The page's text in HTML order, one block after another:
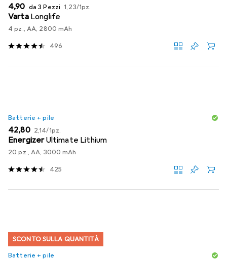
EUR
4,90 da 3 Pezzi EUR
1,23/1pz.
Varta Longlife
4 pz., AA, 2800 mAh
496
Batterie + pile
EUR
42,80 EUR
2,14/1pz.
EnergizerUltimate Lithium
20 pz., AA, 3000 mAh
425
SCONTO SULLA QUANTITÀ
Batterie + pile